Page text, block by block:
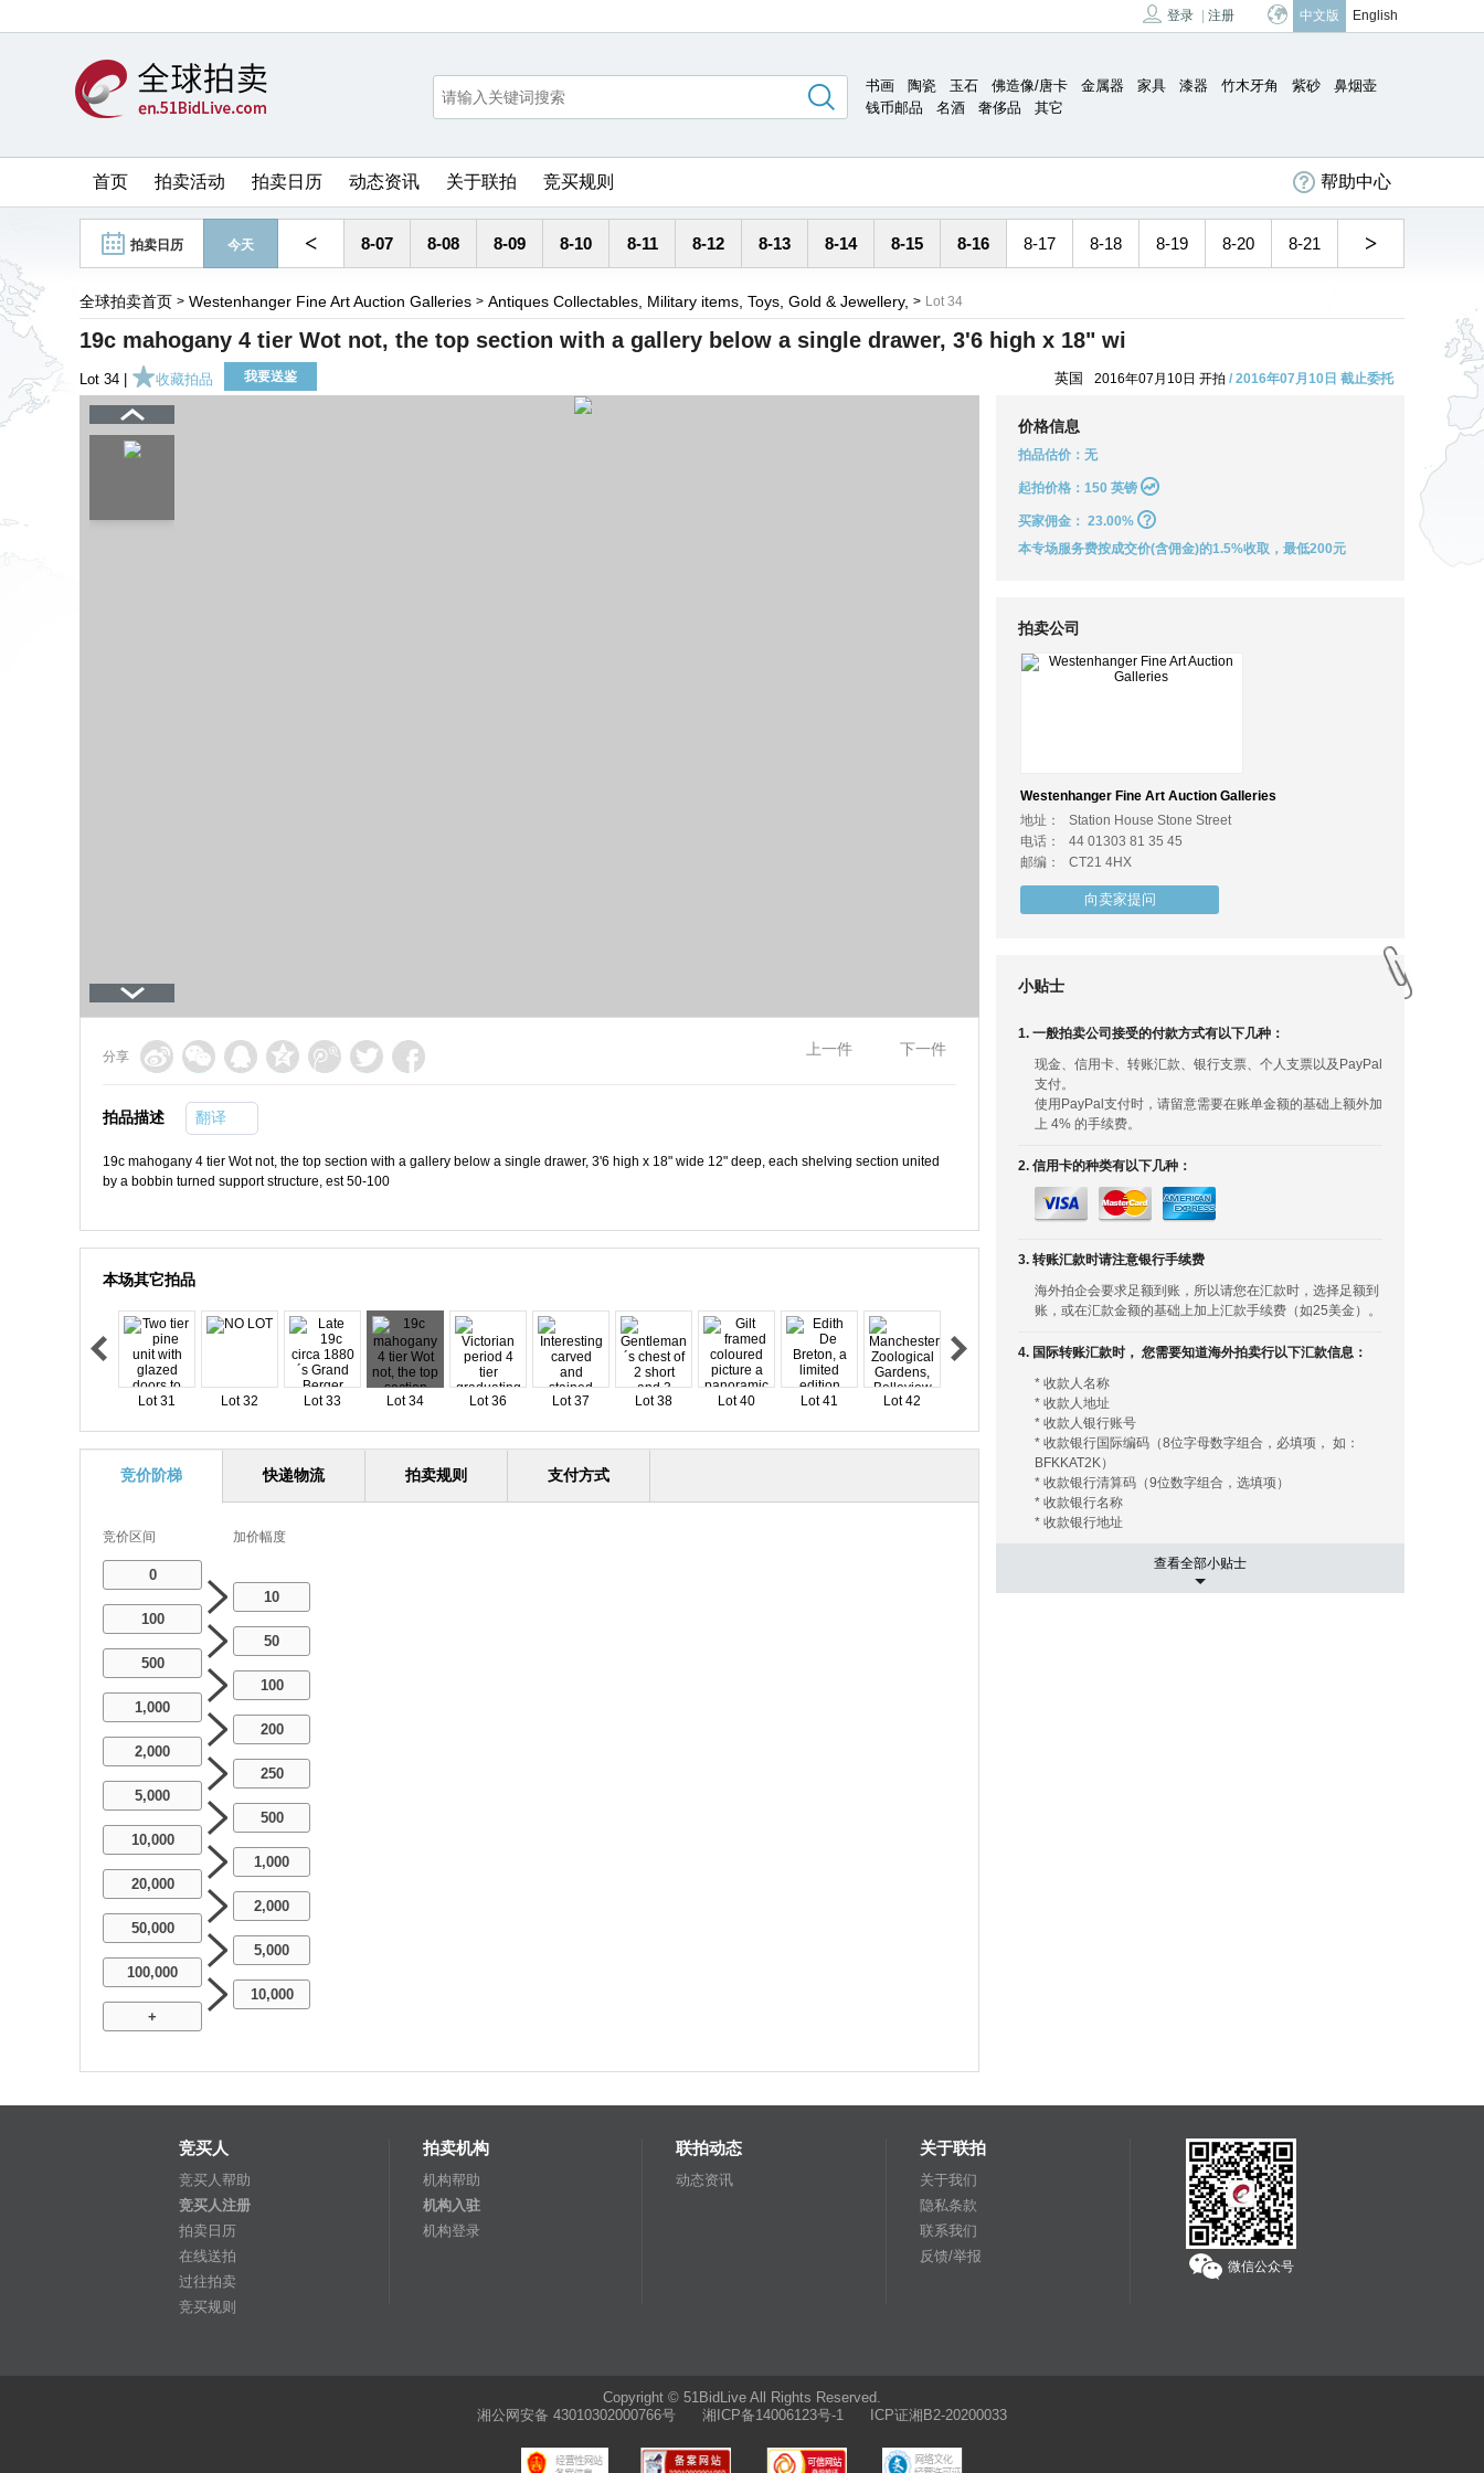
登录 注册 中文版 English
书画 陶瓷 玉石 佛造像/唐卡 金属器 家具 漆器 竹木牙角 紫砂
鼻烟壶
钱币邮品
名酒 奢侈品 其它
首页 拍卖活动 拍卖日历 动态资讯 关于联拍 竞买规则 帮助中心
拍卖日历 今天 < 8-07 8-08 8-09 8-10 8-11 8-12 8-13 8-14 8-15 8-16 8-17 8-18 8-19 8-20 8-21 >
全球拍卖首页 > Westenhanger Fine Art Auction Galleries > Antiques Collectables, Military items, Toys, Gold & Jewellery, > Lot 34
19c mahogany 4 tier Wot not, the top section with a gallery below a single drawer, 3'6 high x 18" wi
Lot 34 | 收藏拍品 我要送鉴 英国 2016年07月10日 开拍 / 2016年07月10日 截止委托
分享 上一件 下一件
拍品描述 翻译
19c mahogany 4 tier Wot not, the top section with a gallery below a single drawer, 3'6 high x 18" wide 12" deep, each shelving section united
by a bobbin turned support structure, est 50-100
本场其它拍品
Lot 31 Lot 32 Lot 33 Lot 34 Lot 36 Lot 37 Lot 38 Lot 40 Lot 41 Lot 42
竞价阶梯 快递物流 拍卖规则 支付方式
竞价区间 加价幅度
0
10
100
50
500
100
1,000
200
2,000
250
5,000
500
10,000
1,000
20,000
2,000
50,000
5,000
100,000
10,000
+
价格信息
拍品估价：无
起拍价格：150 英镑
买家佣金： 23.00%
本专场服务费按成交价(含佣金)的1.5%收取，最低200元
拍卖公司
Westenhanger Fine Art Auction Galleries
地址：
Station House Stone Street
电话：
44 01303 81 35 45
邮编：
CT21 4HX
向卖家提问
小贴士
1. 一般拍卖公司接受的付款方式有以下几种：
现金、信用卡、转账汇款、银行支票、个人支票以及PayPal
支付。
使用PayPal支付时，请留意需要在账单金额的基础上额外加
上 4% 的手续费。
2. 信用卡的种类有以下几种：
3. 转账汇款时请注意银行手续费
海外拍企会要求足额到账，所以请您在汇款时，选择足额到
账，或在汇款金额的基础上加上汇款手续费（如25美金）。
4. 国际转账汇款时， 您需要知道海外拍卖行以下汇款信息：
* 收款人名称
* 收款人地址
* 收款人银行账号
* 收款银行国际编码（8位字母数字组合，必填项， 如：
BFKKAT2K）
* 收款银行清算码（9位数字组合，选填项）
* 收款银行名称
* 收款银行地址
有的海外拍卖行会替您安排和协调运输， 您只需要支付相关
查看全部小贴士
竞买人
竞买人帮助
竞买人注册
拍卖日历
在线送拍
过往拍卖
竞买规则
拍卖机构
机构帮助
机构入驻
机构登录
联拍动态
动态资讯
关于联拍
关于我们
隐私条款
联系我们
反馈/举报
微信公众号
Copyright © 51BidLive All Rights Reserved.
湘公网安备 43010302000766号 湘ICP备14006123号-1 ICP证湘B2-20200033